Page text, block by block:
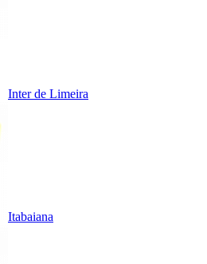
Inter de Limeira
Itabaiana